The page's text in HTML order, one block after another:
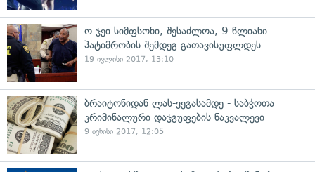
ო ჯეი სიმფსონი, შესაძლოა, 9 წლიანი
პატიმრობის შემდეგ გათავისუფლდეს
19 ივლისი 2017, 13:10
ბრაიტონიდან ლას-ვეგასამდე - საბჭოთა
კრიმინალური დაჯგუფების ნაკვალევი
9 ივნისი 2017, 12:05